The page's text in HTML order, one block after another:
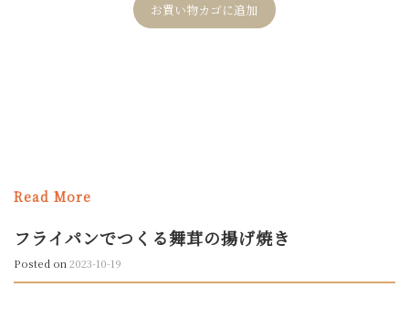
評価に基づ
く5段階評価
のうち、
お買い物カゴに追加
Read More
フライパンでつくる舞茸の揚げ焼き
Posted on2023-10-19